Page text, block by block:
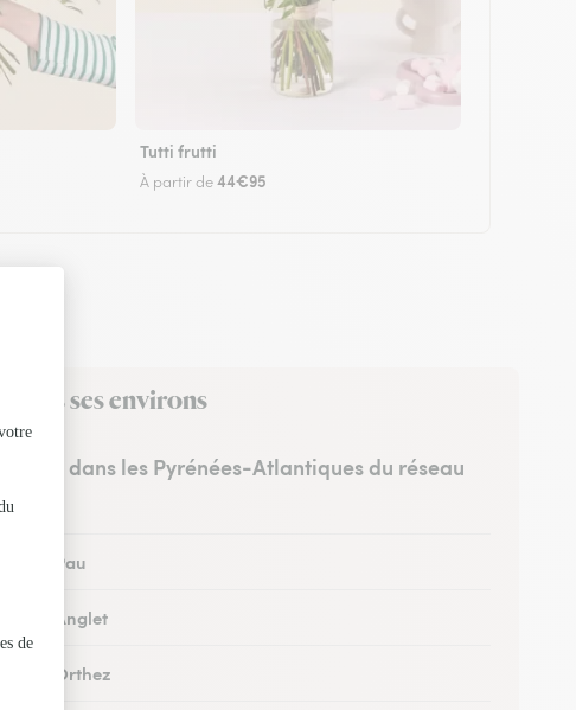
Tutti frutti
À partir de44€95
ses environs
dans les Pyrénées-Atlantiques du réseau
à Pau
à Anglet
à Orthez